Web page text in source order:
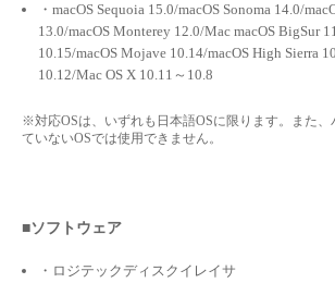
・macOS Sequoia 15.0/macOS Sonoma 14.0/
13.0/macOS Monterey 12.0/Mac macOS BigSur
10.15/macOS Mojave 10.14/macOS High Sierra
10.12/Mac OS X 10.11～10.8
※対応OSは、いずれも日本語OSに限ります。また、
ていないOSでは使用できません。
■ソフトウェア
・ロジテックディスクイレイサ